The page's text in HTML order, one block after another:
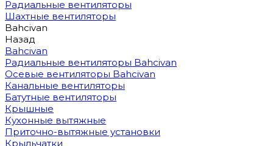
Радиальные вентиляторы
Шахтные вентиляторы
Bahcivan
Назад
Bahcivan
Радиальные вентиляторы Bahcivan
Осевые вентиляторы Bahcivan
Канальные вентиляторы
Батутные вентиляторы
Крышные
Кухонные вытяжные
Приточно-вытяжные установки
Крыльчатки